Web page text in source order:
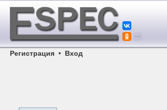
Регистрация • Вход